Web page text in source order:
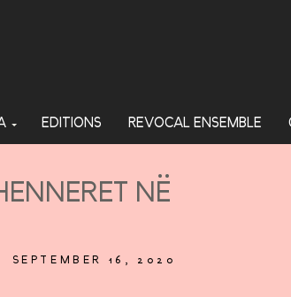
EDITIONS REVOCAL ENSEMBLE
NË
SEPTEMBER 16, 2020